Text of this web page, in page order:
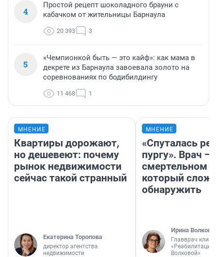
4
Простой рецепт шоколадного брауни с
кабачком от жительницы Барнаула
20 393 3
5
«Чемпионкой быть — это кайф»: как мама в
декрете из Барнаула завоевала золото на
соревнованиях по бодибилдингу
11 468 1
МНЕНИЕ
Квартиры дорожают,
но дешевеют: почему
рынок недвижимости
сейчас такой странный
Екатерина Торопова
директор агентства
недвижимости
МНЕНИЕ
«Спуталась
пургу». Врач —
смертельном
который
обнаружить
Ирина Волкова
Главврач
«Реабилитация
Волковой»